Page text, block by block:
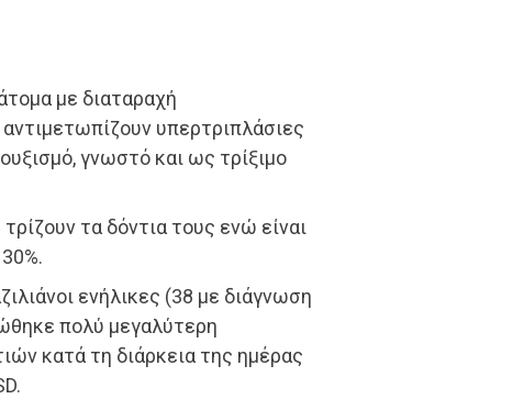
με διαταραχή
υπερτριπλάσιες
γνωστό και ως τρίξιμο
τα δόντια τους ενώ είναι
ενήλικες (38 με διάγνωση
πολύ μεγαλύτερη
κατά τη διάρκεια της ημέρας